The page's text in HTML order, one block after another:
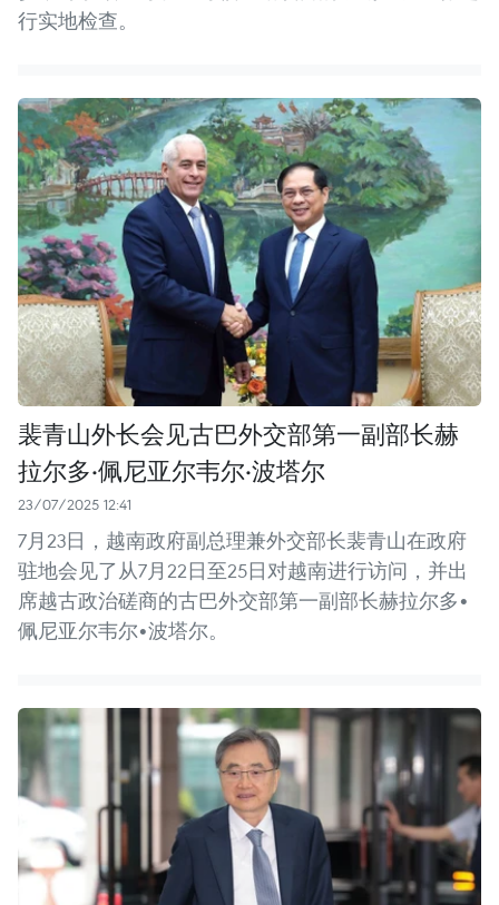
行实地检查。
裴青山外长会见古巴外交部第一副部长赫
拉尔多·佩尼亚尔韦尔·波塔尔
23/07/2025 12:41
7月23日，越南政府副总理兼外交部长裴青山在政府
驻地会见了从7月22日至25日对越南进行访问，并出
席越古政治磋商的古巴外交部第一副部长赫拉尔多•
佩尼亚尔韦尔•波塔尔。